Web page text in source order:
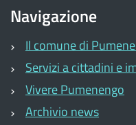
Navigazione
Il comune di
Servizi a cittadini e
Vivere Pumenengo
Archivio news